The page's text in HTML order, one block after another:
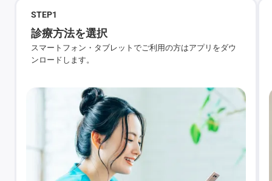
STEP1
診療方法を選択
スマートフォン・タブレットでご利用の方はアプリをダウ
ンロードします。